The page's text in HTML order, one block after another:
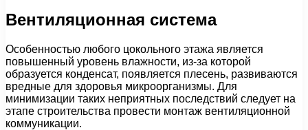
Вентиляционная система
Особенностью любого цокольного этажа является
повышенный уровень влажности, из-за которой
образуется конденсат, появляется плесень, развиваются
вредные для здоровья микроорганизмы. Для
минимизации таких неприятных последствий следует на
этапе строительства провести монтаж вентиляционной
коммуникации.